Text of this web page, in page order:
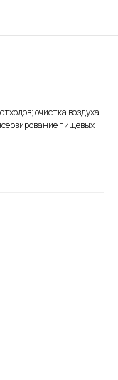
очистка воздуха
пищевых